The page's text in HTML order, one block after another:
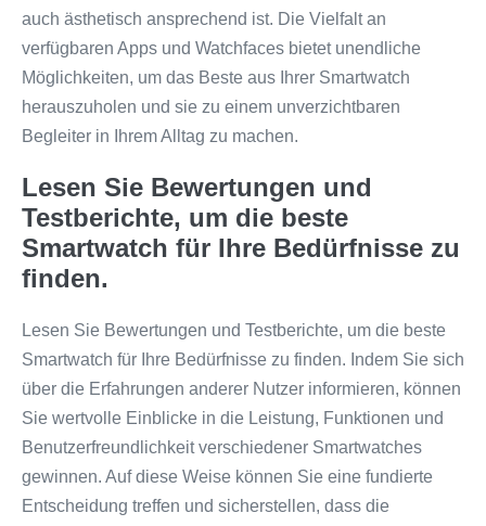
auch ästhetisch ansprechend ist. Die Vielfalt an
verfügbaren Apps und Watchfaces bietet unendliche
Möglichkeiten, um das Beste aus Ihrer Smartwatch
herauszuholen und sie zu einem unverzichtbaren
Begleiter in Ihrem Alltag zu machen.
Lesen Sie Bewertungen und
Testberichte, um die beste
Smartwatch für Ihre Bedürfnisse zu
finden.
Lesen Sie Bewertungen und Testberichte, um die beste
Smartwatch für Ihre Bedürfnisse zu finden. Indem Sie sich
über die Erfahrungen anderer Nutzer informieren, können
Sie wertvolle Einblicke in die Leistung, Funktionen und
Benutzerfreundlichkeit verschiedener Smartwatches
gewinnen. Auf diese Weise können Sie eine fundierte
Entscheidung treffen und sicherstellen, dass die